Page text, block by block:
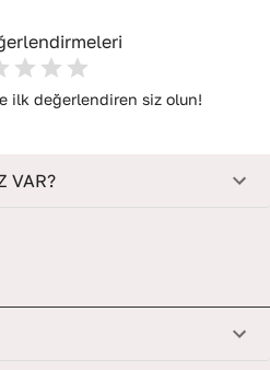
ilk değerlendiren siz olun!
VAR?